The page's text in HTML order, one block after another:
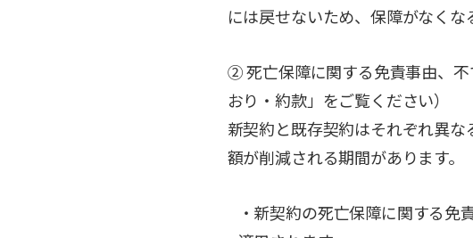
には戻せないため、保障がなく
② 死亡保障に関する免責事由、
おり・約款」をご覧ください）
新契約と既存契約はそれぞれ異
額が削減される期間があります。
・新契約の死亡保障に関する